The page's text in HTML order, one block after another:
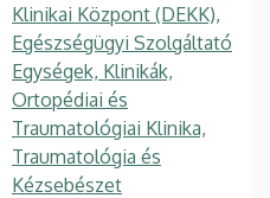
Klinikai Központ (DEKK),
Egészségügyi Szolgáltató
Egységek, Klinikák,
Ortopédiai és
Traumatológiai Klinika,
Traumatológia és
Kézsebészet